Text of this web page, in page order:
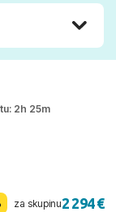
2h 25m
za skupinu2 294 €